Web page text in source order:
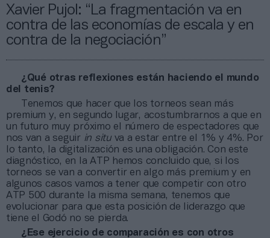
Xavier Pujol: “La fragmentación va en
contra de las economías de escala y en
contra de la negociación”
¿Qué otras reflexiones están haciendo el mundo
del tenis?
Tenemos que hacer que los torneos sean más
premium y, en segundo lugar, acostumbrarnos a que en
un futuro muy próximo el número de espectadores que
nos van a seguir in situva a estar entre el 1% y 4%. Por
lo tanto, la digitalización es una obligación. Con este
diagnóstico, en la ATP hemos concluido que, si los
torneos se van a convertir en algo más premium y en
algunos casos vamos a tener que competir con otro
ATP 500 durante la misma semana, tenemos que
evolucionar para que esta posición de liderazgo que
tiene el Godó no se pierda.
¿Ese ejercicio de comparación es con otros